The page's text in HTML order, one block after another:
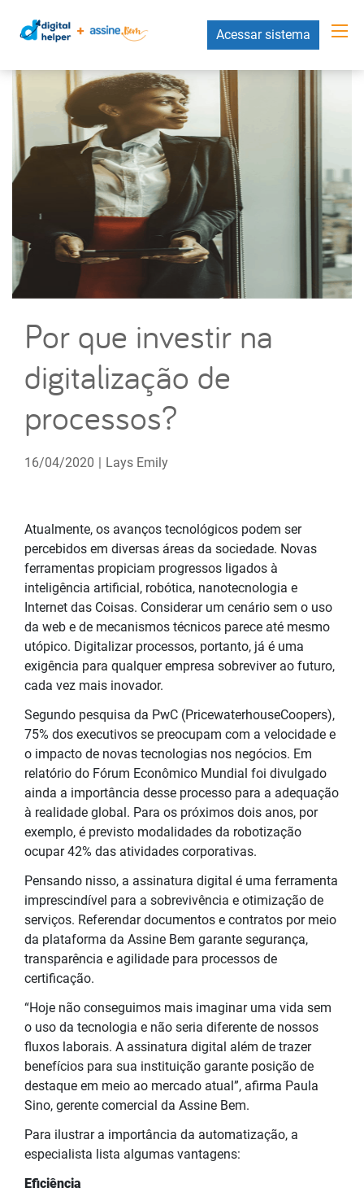
Acessar sistema
Por que investir na
digitalização de
processos?
16/04/2020 | Lays Emily
Atualmente, os avanços tecnológicos podem ser
percebidos em diversas áreas da sociedade. Novas
ferramentas propiciam progressos ligados à
inteligência artificial, robótica, nanotecnologia e
Internet das Coisas. Considerar um cenário sem o uso
da web e de mecanismos técnicos parece até mesmo
utópico. Digitalizar processos, portanto, já é uma
exigência para qualquer empresa sobreviver ao futuro,
cada vez mais inovador.
Segundo pesquisa da PwC (PricewaterhouseCoopers),
75% dos executivos se preocupam com a velocidade e
o impacto de novas tecnologias nos negócios. Em
relatório do Fórum Econômico Mundial foi divulgado
ainda a importância desse processo para a adequação
à realidade global. Para os próximos dois anos, por
exemplo, é previsto modalidades da robotização
ocupar 42% das atividades corporativas.
Pensando nisso, a assinatura digital é uma ferramenta
imprescindível para a sobrevivência e otimização de
serviços. Referendar documentos e contratos por meio
da plataforma da Assine Bem garante segurança,
transparência e agilidade para processos de
certificação.
“Hoje não conseguimos mais imaginar uma vida sem
o uso da tecnologia e não seria diferente de nossos
fluxos laborais. A assinatura digital além de trazer
benefícios para sua instituição garante posição de
destaque em meio ao mercado atual”, afirma Paula
Sino, gerente comercial da Assine Bem.
Para ilustrar a importância da automatização, a
especialista lista algumas vantagens:
Eficiência